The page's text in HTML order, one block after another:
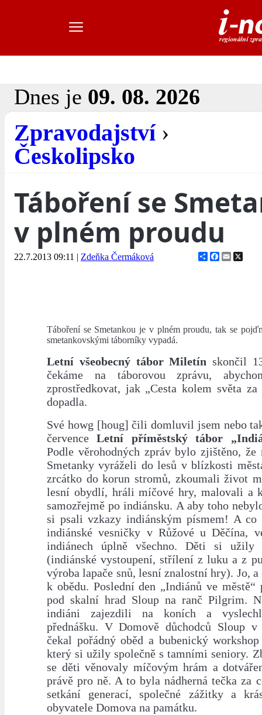
Dnes je 09. 08. 2026
Zpravodajství›
Českolipsko
Táboření se
v plném proudu
22.7.2013 09:11 | Zdeňka Čermáková ShareFacebook
Email
Táboření se Smetankou je v plném proudu, tak se
smetankovskými táborníky vypadá.
Letní všeobecný tábor Miletín skončil
čekáme na táborovou zprávu,
zprostředkovat, jak „Cesta kolem světa
dopadla.
Své howg [houg] čili domluvil jsem nebo
červenceLetní příměstský tábor
Podle věrohodných zpráv bylo zjištěno, že
Smetanky vyráželi do lesů v blízkosti
zrcátko do korun stromů, zkoumali život
lesní obydlí, hráli míčové hry, malovali a
samozřejmě po indiánsku. A aby toho
si psali vzkazy indiánským písmem! A co
indiánské vesničky v Růžové u Děčína,
indiánech úplně všechno. Děti si užily
(indiánské vystoupení, střílení z luku a z
výroba lapače snů, lesní znalostní hry). Jo,
k obědu. Poslední den „Indiánů ve městě“
pod skalní hrad Sloup na ranč Pilgrim.
indiáni zajezdili na koních a
přednášku. V Domově důchodců Sloup v
čekal pořádný oběd a bubenický
který si užily společně s tamními seniory.
se děti věnovaly míčovým hrám a
právě pro ně. A to byla nádherná tečka za
setkání generací, společné zážitky a
obyvatele Domova na památku.